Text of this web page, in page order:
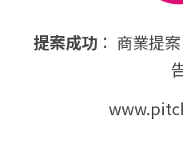
提案成功 ： 商業提